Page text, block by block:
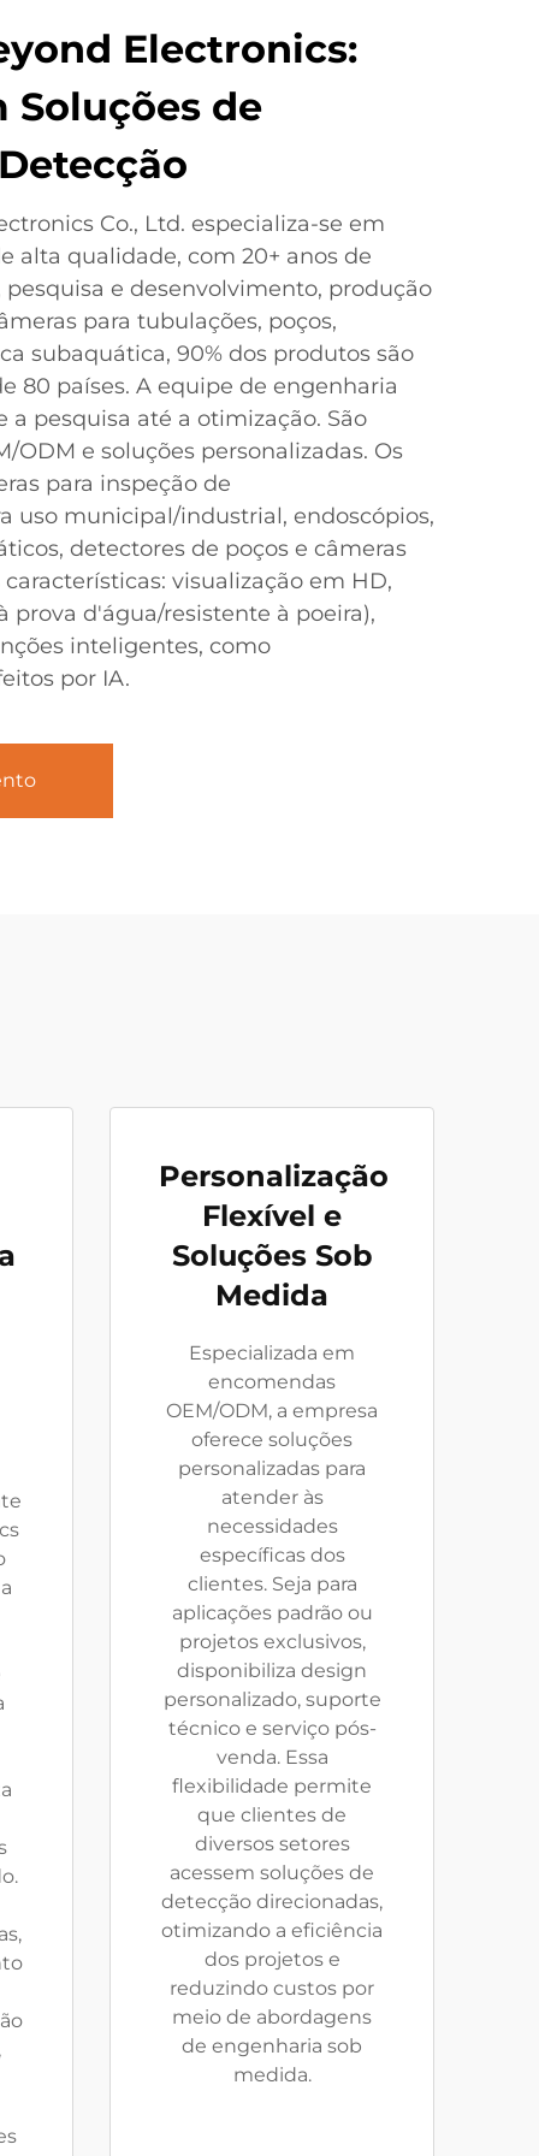
Electronics:
Soluções de
Co., Ltd. especializa-se em
alta qualidade, com 20+ anos de
e desenvolvimento, produção
para tubulações, poços,
subaquática, 90% dos produtos são
80 países. A equipe de engenharia
a pesquisa até a otimização. São
ODM e soluções personalizadas. Os
para inspeção de
uso municipal/industrial, endoscópios,
detectores de poços e câmeras
visualização em HD,
prova d'água/resistente à poeira),
inteligentes, como
por IA.
Personalização
Flexível e
Soluções Sob
Medida
Especializada em
encomendas
OEM/ODM, a empresa
oferece soluções
personalizadas para
atender às
necessidades
específicas dos
clientes. Seja para
aplicações padrão ou
projetos exclusivos,
disponibiliza design
personalizado, suporte
técnico e serviço pós-
venda. Essa
flexibilidade permite
que clientes de
diversos setores
acessem soluções de
detecção direcionadas,
otimizando a eficiência
dos projetos e
reduzindo custos por
meio de abordagens
de engenharia sob
medida.